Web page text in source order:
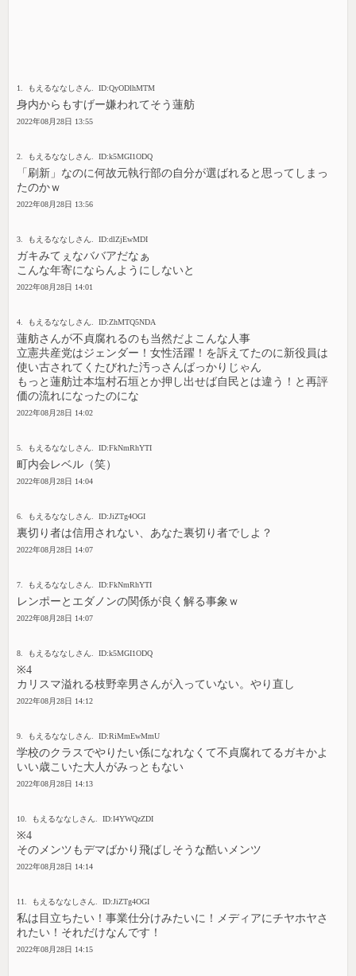
1. もえるななしさん. ID:QyODlhMTM
身内からもすげー嫌われてそう蓮舫
2022年08月28日 13:55
2. もえるななしさん. ID:k5MGI1ODQ
「刷新」なのに何故元執行部の自分が選ばれると思ってしまっ
たのかｗ
2022年08月28日 13:56
3. もえるななしさん. ID:dlZjEwMDI
ガキみてぇなババアだなぁ
こんな年寄にならんようにしないと
2022年08月28日 14:01
4. もえるななしさん. ID:ZhMTQ5NDA
蓮舫さんが不貞腐れるのも当然だよこんな人事
立憲共産党はジェンダー！女性活躍！を訴えてたのに新役員は
使い古されてくたびれた汚っさんばっかりじゃん
もっと蓮舫辻本塩村石垣とか押し出せば自民とは違う！と再評
価の流れになったのにな
2022年08月28日 14:02
5. もえるななしさん. ID:FkNmRhYTI
町内会レベル（笑）
2022年08月28日 14:04
6. もえるななしさん. ID:JiZTg4OGI
裏切り者は信用されない、あなた裏切り者でしよ？
2022年08月28日 14:07
7. もえるななしさん. ID:FkNmRhYTI
レンポーとエダノンの関係が良く解る事象ｗ
2022年08月28日 14:07
8. もえるななしさん. ID:k5MGI1ODQ
※4
カリスマ溢れる枝野幸男さんが入っていない。やり直し
2022年08月28日 14:12
9. もえるななしさん. ID:RiMmEwMmU
学校のクラスでやりたい係になれなくて不貞腐れてるガキかよ
いい歳こいた大人がみっともない
2022年08月28日 14:13
10. もえるななしさん. ID:I4YWQzZDI
※4
そのメンツもデマばかり飛ばしそうな酷いメンツ
2022年08月28日 14:14
11. もえるななしさん. ID:JiZTg4OGI
私は目立ちたい！事業仕分けみたいに！メディアにチヤホヤさ
れたい！それだけなんです！
2022年08月28日 14:15